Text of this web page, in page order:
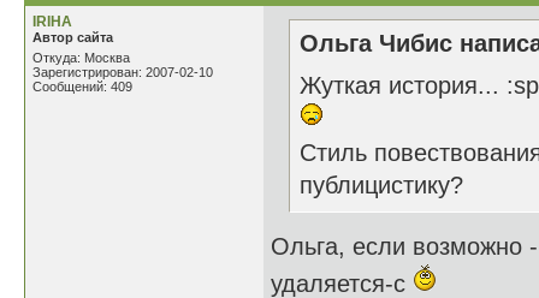
IRIHA
Автор сайта
Откуда: Москва
Зарегистрирован: 2007-02-10
Сообщений: 409
Ольга Чибис
Жуткая история...
Стиль
публицистику?
Ольга, если возможно
удаляется-с